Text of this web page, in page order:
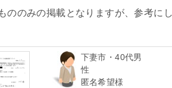
ののみの掲載となりますが、参考に
下妻市・40代男
性
匿名希望様